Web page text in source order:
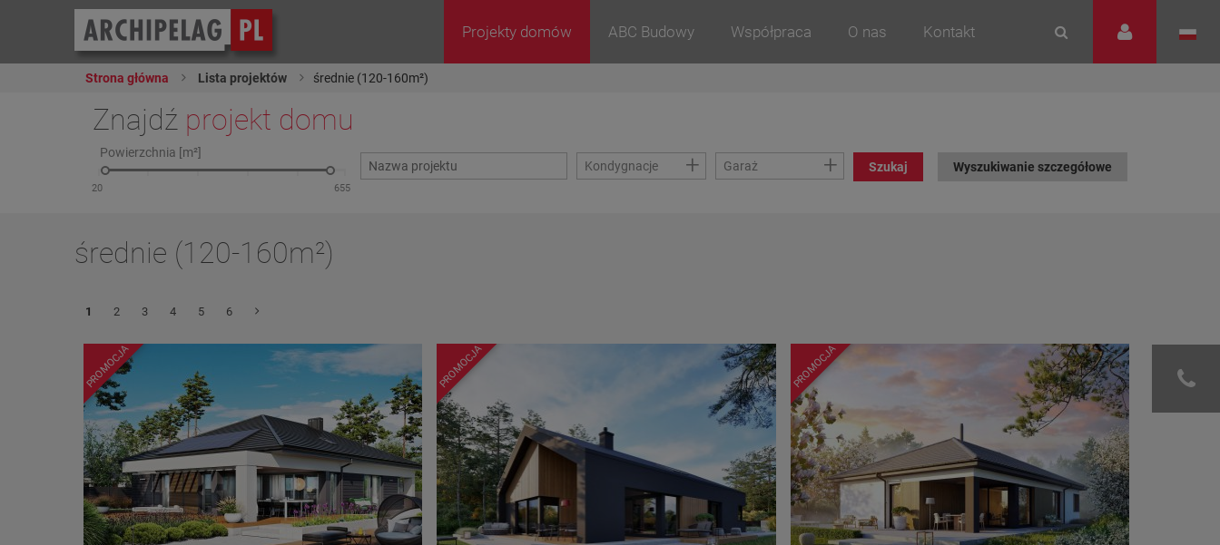
Projekty domów ABC Budowy Współpraca O nas Kontakt
Strona główna Lista projektów średnie (120-160m²)
Znajdź projekt domu
Powierzchnia [m²]
Kondygnacje
+ Garaż + Szukaj Wyszukiwanie szczegółowe
średnie (120-160m²)
1 2 3 4 5 6
PROMOCJA PROMOCJA PROMOCJA